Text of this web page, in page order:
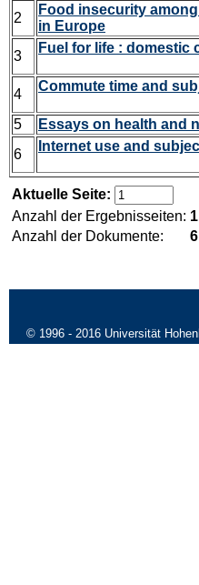
2
Food insecurity
in Europe
3
Fuel for life : domestic
4
Commute time and
5
Essays on health and
6
Internet use and
Aktuelle Seite:
Anzahl der Ergebnisseiten: 1
Anzahl der Dokumente:
6
© 1996 - 2016 Universität